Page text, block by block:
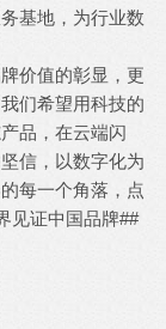
基地，为行业数
价值的彰显，更
们希望用科技的
品，在云端闪
信，以数字化为
每一个角落，点
见证中国品牌##